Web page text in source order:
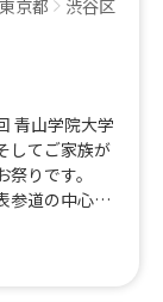
東京都 渋谷区
青山学院大学
してご家族が
りです。
参道の中心に
します。
ートには、